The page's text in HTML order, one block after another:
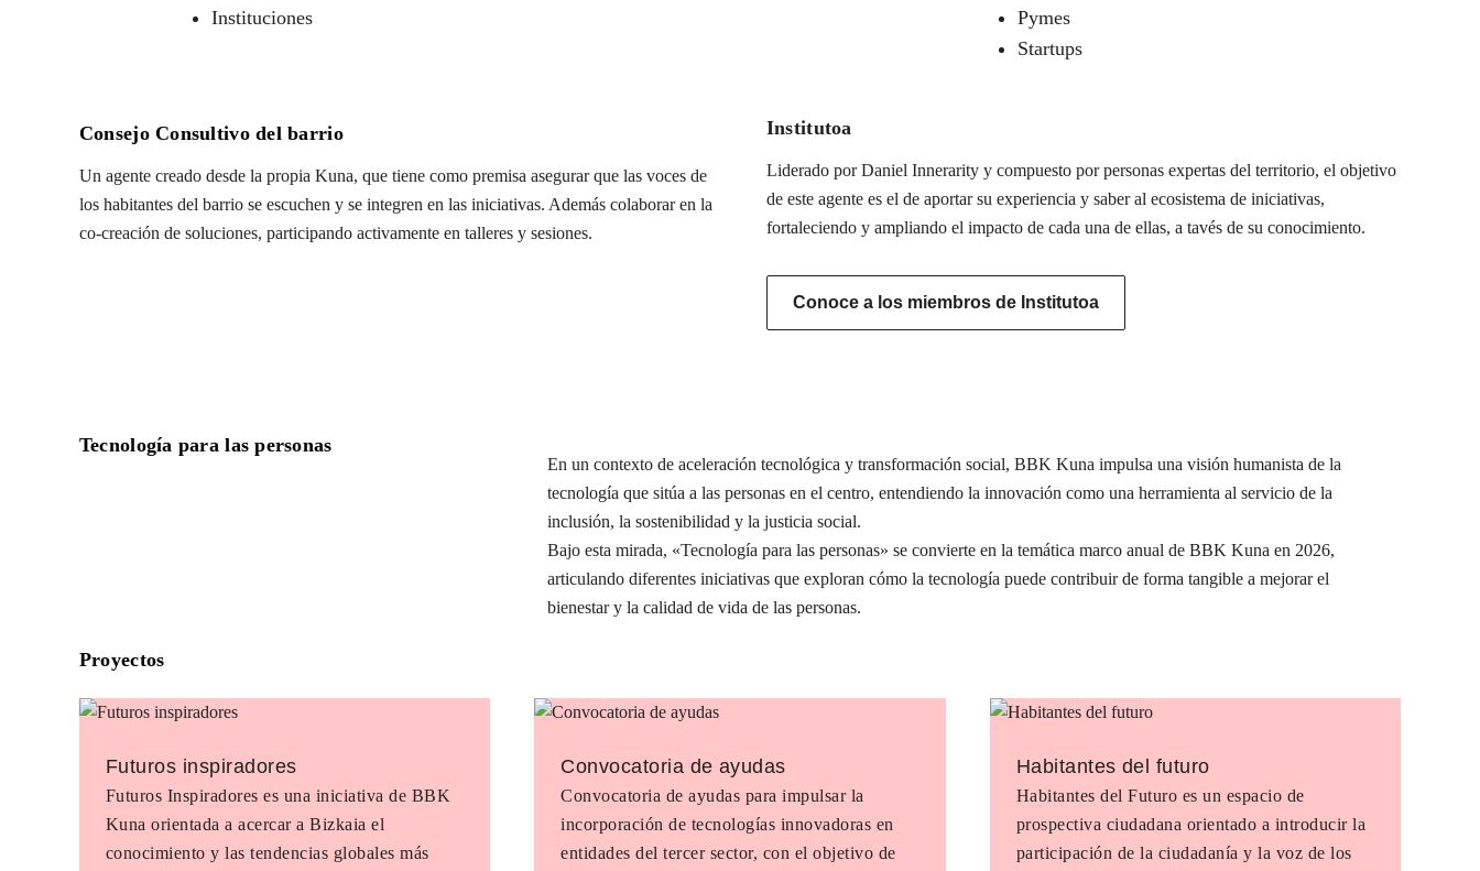
Instituciones
Pymes
Startups
Consejo Consultivo del barrio
Un agente creado desde la propia Kuna, que tiene como premisa asegurar que las voces de
los habitantes del barrio se escuchen y se integren en las iniciativas. Además colaborar en la
co-creación de soluciones, participando activamente en talleres y sesiones.
Institutoa
Liderado por Daniel Innerarity y compuesto por personas expertas del territorio, el objetivo
de este agente es el de aportar su experiencia y saber al ecosistema de iniciativas,
fortaleciendo y ampliando el impacto de cada una de ellas, a tavés de su conocimiento.
Conoce a los miembros de Institutoa
Tecnología para las personas
En un contexto de aceleración tecnológica y transformación social, BBK Kuna impulsa una visión humanista de la
tecnología que sitúa a las personas en el centro, entendiendo la innovación como una herramienta al servicio de la
inclusión, la sostenibilidad y la justicia social.
Bajo esta mirada, «Tecnología para las personas» se convierte en la temática marco anual de BBK Kuna en 2026,
articulando diferentes iniciativas que exploran cómo la tecnología puede contribuir de forma tangible a mejorar el
bienestar y la calidad de vida de las personas.
Proyectos
Futuros inspiradores
Futuros Inspiradores es una iniciativa de BBK
Kuna orientada a acercar a Bizkaia el
conocimiento y las tendencias globales más
Convocatoria de ayudas
Convocatoria de ayudas para impulsar la
incorporación de tecnologías innovadoras en
entidades del tercer sector, con el objetivo de
Habitantes del futuro
Habitantes del Futuro es un espacio de
prospectiva ciudadana orientado a introducir la
participación de la ciudadanía y la voz de los